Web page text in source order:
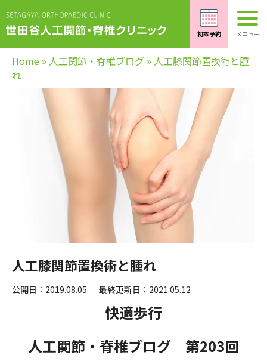
Home » 人工関節・脊椎ブログ » 人工膝関節置換術と腫
れ
人工膝関節置換術と腫れ
公開日：2019.08.05 最終更新日：2021.05.12
快適歩行
人工関節・脊椎ブログ 第203回